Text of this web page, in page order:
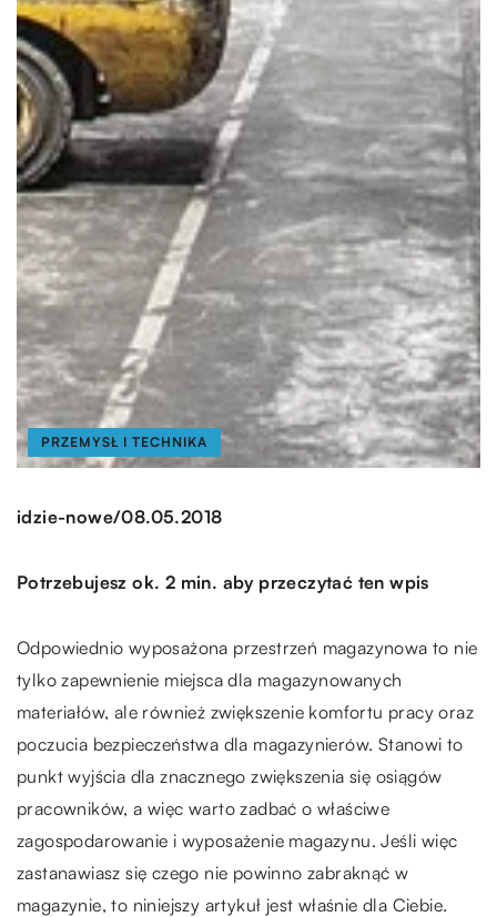
PRZEMYSŁ I TECHNIKA
idzie-nowe/08.05.2018
Potrzebujesz ok. 2 min. aby przeczytać ten wpis
Odpowiednio wyposażona przestrzeń magazynowa to nie
tylko zapewnienie miejsca dla magazynowanych
materiałów, ale również zwiększenie komfortu pracy oraz
poczucia bezpieczeństwa dla magazynierów. Stanowi to
punkt wyjścia dla znacznego zwiększenia się osiągów
pracowników, a więc warto zadbać o właściwe
zagospodarowanie i wyposażenie magazynu. Jeśli więc
zastanawiasz się czego nie powinno zabraknąć w
magazynie, to niniejszy artykuł jest właśnie dla Ciebie.